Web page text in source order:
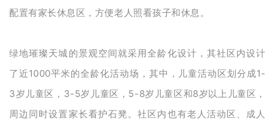
配置有家长休息区，方便老人照看孩子和休息。
绿地璀璨天城的景观空间就采用全龄化设计，其社区内设计
了近1000平米的全龄化活动场，其中，儿童活动区划分成1-
3岁儿童区，3-5岁儿童区，5-8岁儿童区和8岁以上儿童区，
周边同时设置家长看护石凳。社区内也有老人活动区、成人